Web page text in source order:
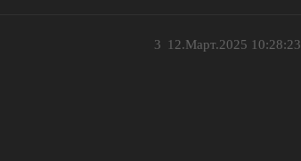
12.Март.2025 10:28:23
3